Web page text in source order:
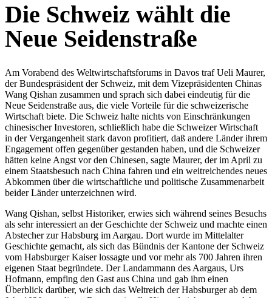
Die Schweiz wählt die
Neue Seidenstraße
Am Vorabend des Weltwirtschaftsforums in Davos traf Ueli Maurer,
der Bundespräsident der Schweiz, mit dem Vizepräsidenten Chinas
Wang Qishan zusammen und sprach sich dabei eindeutig für die
Neue Seidenstraße aus, die viele Vorteile für die schweizerische
Wirtschaft biete. Die Schweiz halte nichts von Einschränkungen
chinesischer Investoren, schließlich habe die Schweizer Wirtschaft
in der Vergangenheit stark davon profitiert, daß andere Länder ihrem
Engagement offen gegenüber gestanden haben, und die Schweizer
hätten keine Angst vor den Chinesen, sagte Maurer, der im April zu
einem Staatsbesuch nach China fahren und ein weitreichendes neues
Abkommen über die wirtschaftliche und politische Zusammenarbeit
beider Länder unterzeichnen wird.
Wang Qishan, selbst Historiker, erwies sich während seines Besuchs
als sehr interessiert an der Geschichte der Schweiz und machte einen
Abstecher zur Habsburg im Aargau. Dort wurde im Mittelalter
Geschichte gemacht, als sich das Bündnis der Kantone der Schweiz
vom Habsburger Kaiser lossagte und vor mehr als 700 Jahren ihren
eigenen Staat begründete. Der Landammann des Aargaus, Urs
Hofmann, empfing den Gast aus China und gab ihm einen
Überblick darüber, wie sich das Weltreich der Habsburger ab dem